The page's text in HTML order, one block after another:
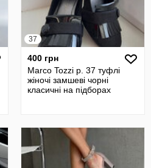
37
400 грн
Marco Tozzi р. 37 туфлі
жіночі замшеві чорні
класичні на підборах